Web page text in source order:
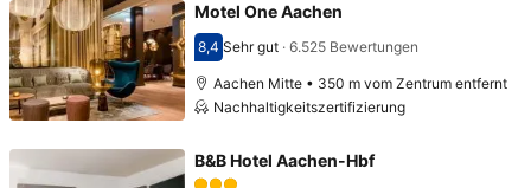
Motel One Aachen
Bewertet mit 8,4
8,4 Sehr gut· 6.525 Bewertungen
Aachen Mitte • 350 m vom Zentrum entfernt
Nachhaltigkeitszertifizierung
B&B Hotel Aachen-Hbf